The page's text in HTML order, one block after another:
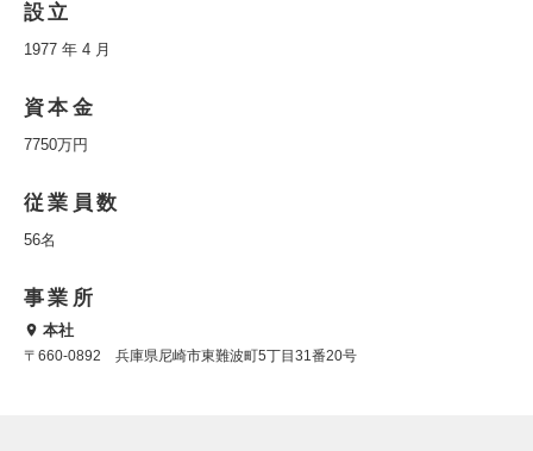
設立
1977 年 4 月
資本金
7750万円
従業員数
56名
事業所
本社
〒660-0892 兵庫県尼崎市東難波町5丁目31番20号